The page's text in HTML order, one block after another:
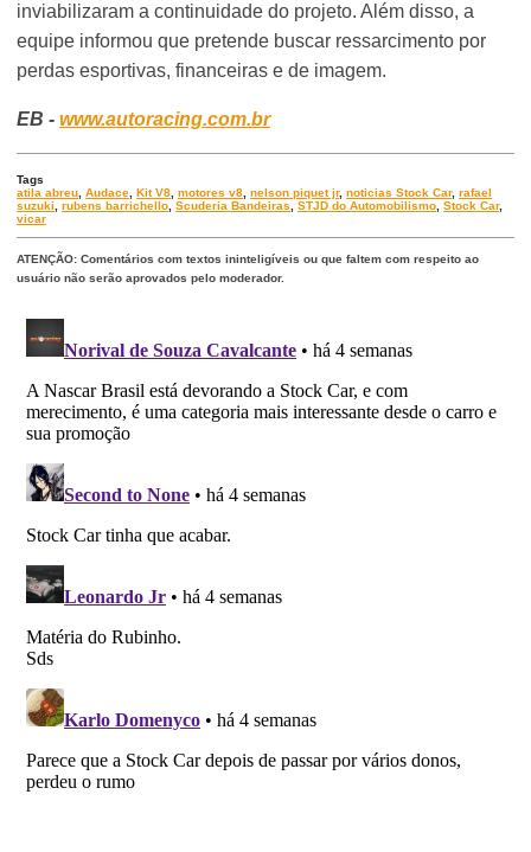
inviabilizaram a continuidade do projeto. Além disso, a
equipe informou que pretende buscar ressarcimento por
perdas esportivas, financeiras e de imagem.
EB -www.autoracing.com.br
Tags
atila abreu,Audace,Kit V8,motores v8,nelson piquet jr,noticias Stock Car,rafael
suzuki,rubens barrichello,Scuderia Bandeiras,STJD do Automobilismo,Stock Car,
vicar
ATENÇÃO: Comentários com textos ininteligíveis ou que faltem com respeito ao
usuário não serão aprovados pelo moderador.